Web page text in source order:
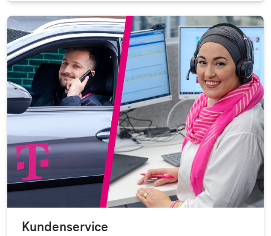
Kundenservice